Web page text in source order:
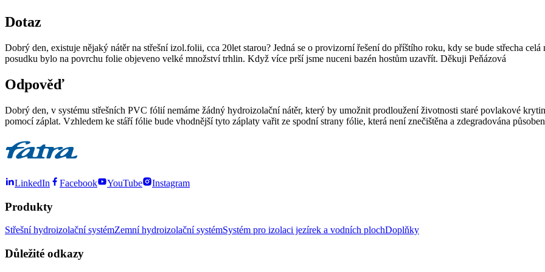
Dotaz
Dobrý den, existuje nějaký nátěr na střešní izol.folii, cca 20let starou? Jedná se o provizorní řešení do příštího roku, kdy se bude střecha
posudku bylo na povrchu folie objeveno velké množství trhlin. Když více prší jsme nuceni bazén hostům uzavřít. Děkuji Peňázová
Odpověď
Dobrý den, v systému střešních PVC fólií nemáme žádný hydroizolační nátěr, který by umožnit prodloužení životnosti staré povlakové
pomocí záplat. Vzhledem ke stáří fólie bude vhodnější tyto záplaty vařit ze spodní strany fólie, která není znečištěna a zdegradována
LinkedIn Facebook YouTube Instagram
Produkty
Střešní hydroizolační systémZemní hydroizolační systémSystém pro izolaci jezírek a vodních plochDoplňky
Důležité odkazy